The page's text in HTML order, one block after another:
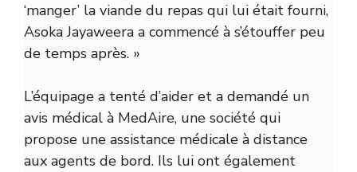
‘manger’ la viande du repas qui lui était fourni,
Asoka Jayaweera a commencé à s’étouffer peu
de temps après. »
L’équipage a tenté d’aider et a demandé un
avis médical à MedAire, une société qui
propose une assistance médicale à distance
aux agents de bord. Ils lui ont également